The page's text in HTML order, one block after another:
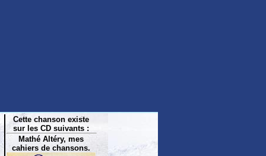
Cette chanson existe
sur les CD suivants :
Mathé Altéry, mes
cahiers de chansons.